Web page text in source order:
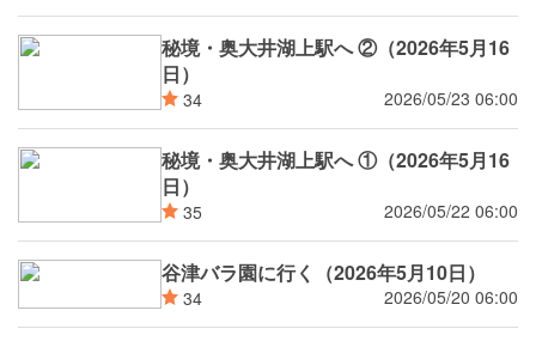
秘境・奥大井湖上駅へ ②（2026年5月16
日）
34 2026/05/23 06:00
秘境・奥大井湖上駅へ ①（2026年5月16
日）
35 2026/05/22 06:00
谷津バラ園に行く（2026年5月10日）
34 2026/05/20 06:00